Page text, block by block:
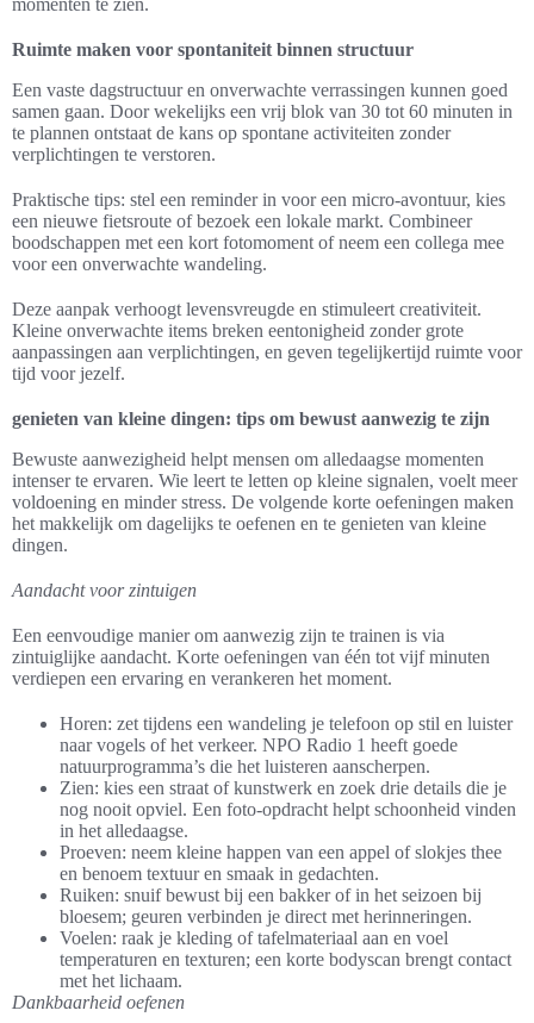
momenten te zien.
Ruimte maken voor spontaniteit binnen structuur
Een vaste dagstructuur en onverwachte verrassingen kunnen goed
samen gaan. Door wekelijks een vrij blok van 30 tot 60 minuten in
te plannen ontstaat de kans op spontane activiteiten zonder
verplichtingen te verstoren.
Praktische tips: stel een reminder in voor een micro-avontuur, kies
een nieuwe fietsroute of bezoek een lokale markt. Combineer
boodschappen met een kort fotomoment of neem een collega mee
voor een onverwachte wandeling.
Deze aanpak verhoogt levensvreugde en stimuleert creativiteit.
Kleine onverwachte items breken eentonigheid zonder grote
aanpassingen aan verplichtingen, en geven tegelijkertijd ruimte voor
tijd voor jezelf.
genieten van kleine dingen: tips om bewust aanwezig te zijn
Bewuste aanwezigheid helpt mensen om alledaagse momenten
intenser te ervaren. Wie leert te letten op kleine signalen, voelt meer
voldoening en minder stress. De volgende korte oefeningen maken
het makkelijk om dagelijks te oefenen en te genieten van kleine
dingen.
Aandacht voor zintuigen
Een eenvoudige manier om aanwezig zijn te trainen is via
zintuiglijke aandacht. Korte oefeningen van één tot vijf minuten
verdiepen een ervaring en verankeren het moment.
Horen: zet tijdens een wandeling je telefoon op stil en luister
naar vogels of het verkeer. NPO Radio 1 heeft goede
natuurprogramma’s die het luisteren aanscherpen.
Zien: kies een straat of kunstwerk en zoek drie details die je
nog nooit opviel. Een foto-opdracht helpt schoonheid vinden
in het alledaagse.
Proeven: neem kleine happen van een appel of slokjes thee
en benoem textuur en smaak in gedachten.
Ruiken: snuif bewust bij een bakker of in het seizoen bij
bloesem; geuren verbinden je direct met herinneringen.
Voelen: raak je kleding of tafelmateriaal aan en voel
temperaturen en texturen; een korte bodyscan brengt contact
met het lichaam.
Dankbaarheid oefenen